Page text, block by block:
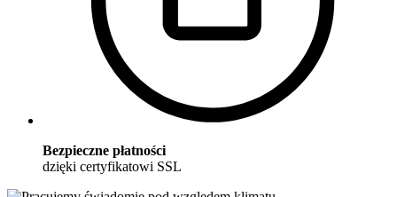
Bezpieczne płatności
dzięki certyfikatowi SSL